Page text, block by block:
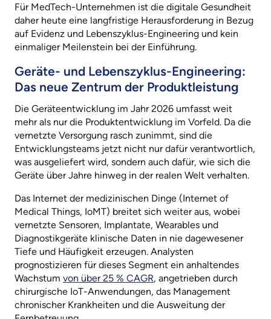
Für MedTech-Unternehmen ist die digitale Gesundheit
daher heute eine langfristige Herausforderung in Bezug
auf Evidenz und Lebenszyklus-Engineering und kein
einmaliger Meilenstein bei der Einführung.
Geräte- und Lebenszyklus-Engineering:
Das neue Zentrum der Produktleistung
Die Geräteentwicklung im Jahr 2026 umfasst weit
mehr als nur die Produktentwicklung im Vorfeld. Da die
vernetzte Versorgung rasch zunimmt, sind die
Entwicklungsteams jetzt nicht nur dafür verantwortlich,
was ausgeliefert wird, sondern auch dafür, wie sich die
Geräte über Jahre hinweg in der realen Welt verhalten.
Das Internet der medizinischen Dinge (Internet of
Medical Things, IoMT) breitet sich weiter aus, wobei
vernetzte Sensoren, Implantate, Wearables und
Diagnostikgeräte klinische Daten in nie dagewesener
Tiefe und Häufigkeit erzeugen. Analysten
prognostizieren für dieses Segment ein anhaltendes
Wachstum von über 25 % CAGR, angetrieben durch
chirurgische IoT-Anwendungen, das Management
chronischer Krankheiten und die Ausweitung der